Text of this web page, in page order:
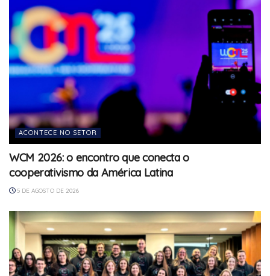
ACONTECE NO SETOR
WCM 2026: o encontro que conecta o
cooperativismo da América Latina
5 DE AGOSTO DE 2026